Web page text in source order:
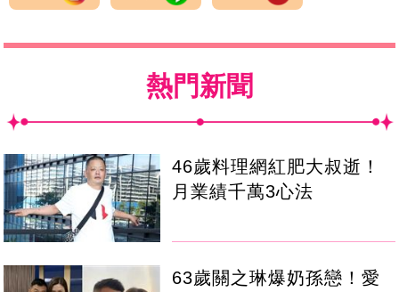
熱門新聞
46歲料理網紅肥大叔逝！
月業績千萬3心法
63歲關之琳爆奶孫戀！愛